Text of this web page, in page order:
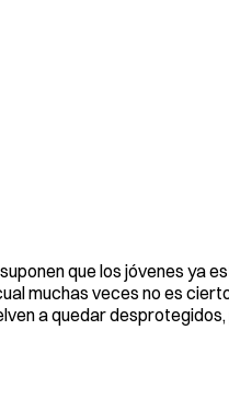
que los jóvenes ya
muchas veces no es
a quedar